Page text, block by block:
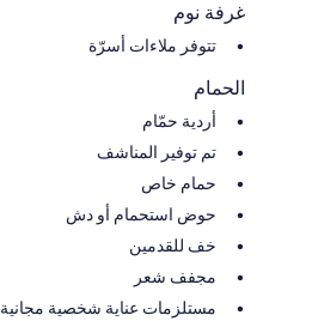
غرفة نوم
تتوفر ملاءات أسرّة
الحمام
أردية حمّام
تم توفير المناشف
حمام خاص
حوض استحمام أو دش
خف للقدمين
مجفف شعر
مستلزمات عناية شخصية مجانية